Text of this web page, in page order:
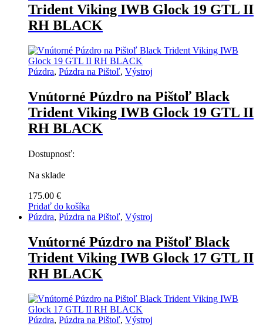
Trident Viking IWB Glock 19 GTL II
RH BLACK
Púzdra, Púzdra na Pištoľ, Výstroj
Vnútorné Púzdro na Pištoľ Black
Trident Viking IWB Glock 19 GTL II
RH BLACK
Dostupnosť:
Na sklade
175.00 €
Pridať do košíka
Púzdra, Púzdra na Pištoľ, Výstroj
Vnútorné Púzdro na Pištoľ Black
Trident Viking IWB Glock 17 GTL II
RH BLACK
Púzdra, Púzdra na Pištoľ, Výstroj